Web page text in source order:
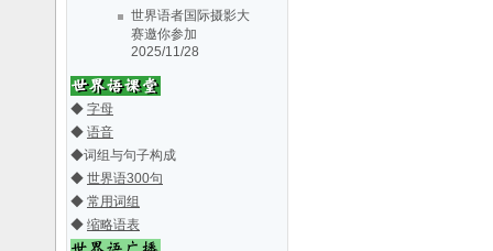
会会议通知2019/3/3
第十届三省一区
（辽、吉、黑、
纪念丹东市世界语协
第七届哈尔滨青年世
界语研讨会
第八届中国东北三省
一区世界
语..2014/6/16
2025/11/28
尼泊尔世界语活动交
流预报名征询
2025/1/13
第十一届哈尔滨青年
丹东世协第十届会大
会会议通知
第十届三省一区
（辽、吉、黑、
内..2018/3/28
◆ 字母
◆ 语音
◆词组与句子构成
◆ 世界语300句
◆ 常用词组
◆ 缩略语表